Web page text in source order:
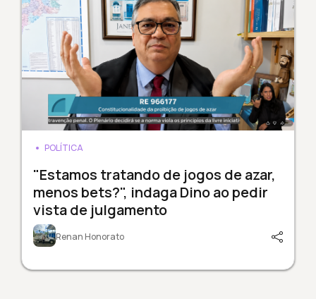
POLÍTICA
"Estamos tratando de jogos de azar,
menos bets?", indaga Dino ao pedir
vista de julgamento
Renan Honorato